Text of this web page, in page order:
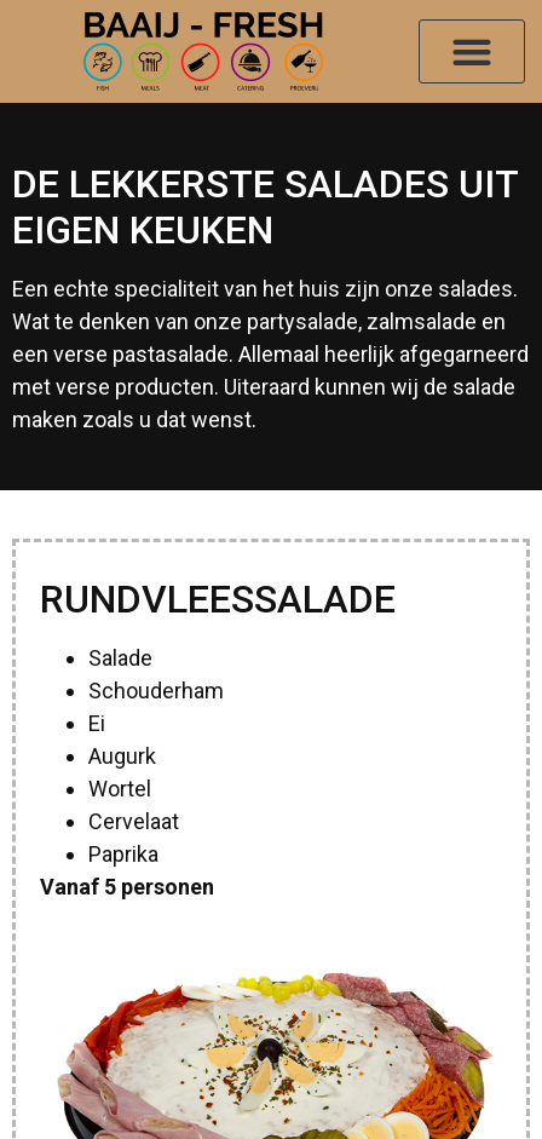
DE LEKKERSTE SALADES UIT
EIGEN KEUKEN
Een echte specialiteit van het huis zijn onze salades.
Wat te denken van onze partysalade, zalmsalade en
een verse pastasalade. Allemaal heerlijk afgegarneerd
met verse producten. Uiteraard kunnen wij de salade
maken zoals u dat wenst.
RUNDVLEESSALADE
Salade
Schouderham
Ei
Augurk
Wortel
Cervelaat
Paprika
Vanaf 5 personen